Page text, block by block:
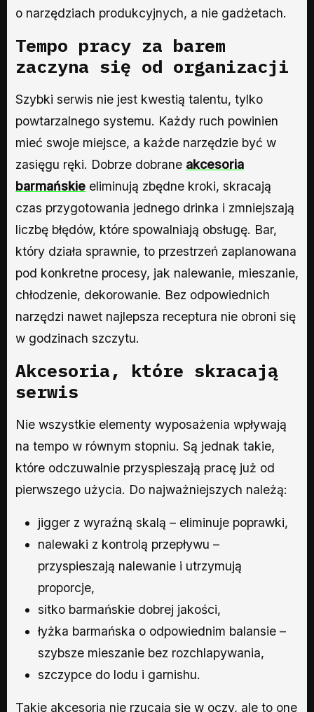
o narzędziach produkcyjnych, a nie gadżetach.
Tempo pracy za barem
zaczyna się od organizacji
Szybki serwis nie jest kwestią talentu, tylko
powtarzalnego systemu. Każdy ruch powinien
mieć swoje miejsce, a każde narzędzie być w
zasięgu ręki. Dobrze dobrane akcesoria
barmańskie eliminują zbędne kroki, skracają
czas przygotowania jednego drinka i zmniejszają
liczbę błędów, które spowalniają obsługę. Bar,
który działa sprawnie, to przestrzeń zaplanowana
pod konkretne procesy, jak nalewanie, mieszanie,
chłodzenie, dekorowanie. Bez odpowiednich
narzędzi nawet najlepsza receptura nie obroni się
w godzinach szczytu.
Akcesoria, które skracają
serwis
Nie wszystkie elementy wyposażenia wpływają
na tempo w równym stopniu. Są jednak takie,
które odczuwalnie przyspieszają pracę już od
pierwszego użycia. Do najważniejszych należą:
jigger z wyraźną skalą – eliminuje poprawki,
nalewaki z kontrolą przepływu –
przyspieszają nalewanie i utrzymują
proporcje,
sitko barmańskie dobrej jakości,
łyżka barmańska o odpowiednim balansie –
szybsze mieszanie bez rozchlapywania,
szczypce do lodu i garnishu.
Takie akcesoria nie rzucają się w oczy, ale to one